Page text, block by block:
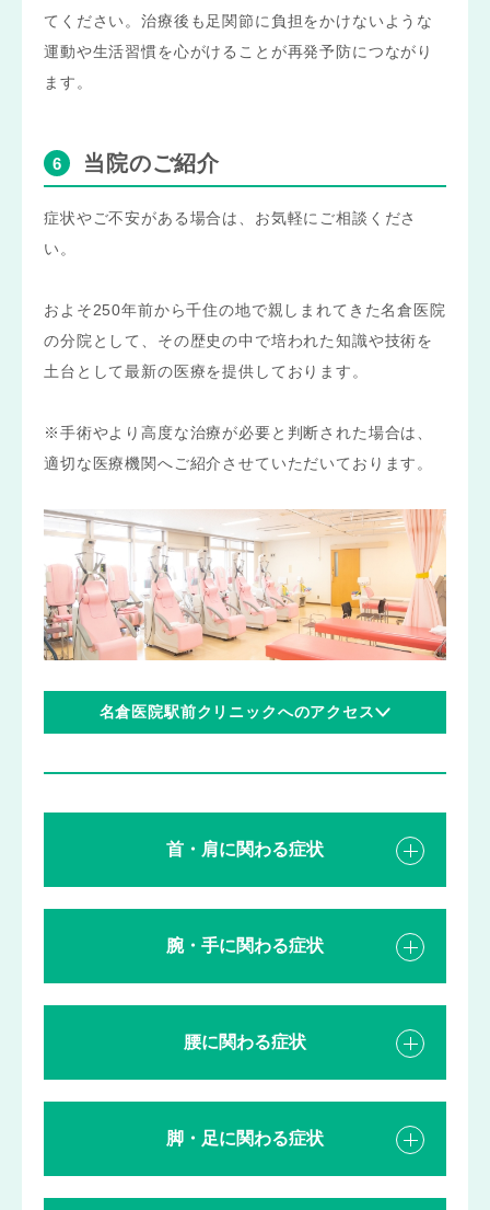
てください。治療後も足関節に負担をかけないような
運動や生活習慣を心がけることが再発予防につながり
ます。
当院のご紹介
症状やご不安がある場合は、お気軽にご相談くださ
い。
およそ250年前から千住の地で親しまれてきた名倉医院
の分院として、その歴史の中で培われた知識や技術を
土台として最新の医療を提供しております。
※手術やより高度な治療が必要と判断された場合は、
適切な医療機関へご紹介させていただいております。
名倉医院駅前クリニックへのアクセス
首・肩に関わる症状
腕・手に関わる症状
腰に関わる症状
脚・足に関わる症状